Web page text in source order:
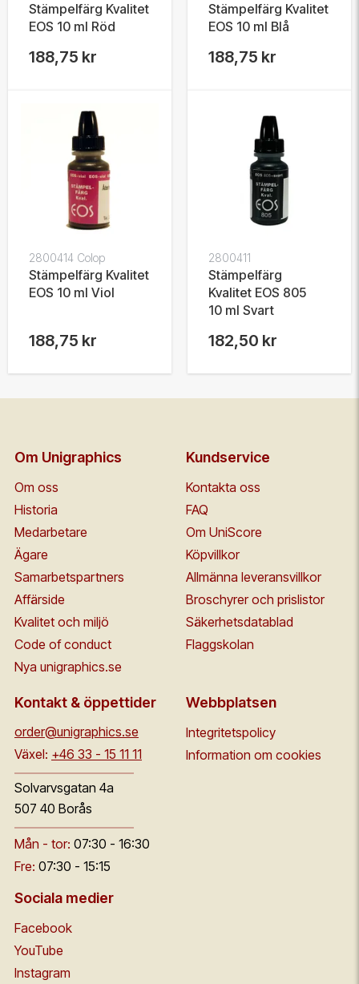
Stämpelfärg Kvalitet
EOS 10 ml Röd
188,75 kr
Stämpelfärg Kvalitet
EOS 10 ml Blå
188,75 kr
2800414 Colop
Stämpelfärg Kvalitet
EOS 10 ml Viol
188,75 kr
2800411
Stämpelfärg
Kvalitet EOS 805
10 ml Svart
182,50 kr
Om Unigraphics
Om oss
Historia
Medarbetare
Ägare
Samarbetspartners
Affärside
Kvalitet och miljö
Code of conduct
Nya unigraphics.se
Kundservice
Kontakta oss
FAQ
Om UniScore
Köpvillkor
Allmänna leveransvillkor
Broschyrer och prislistor
Säkerhetsdatablad
Flaggskolan
Kontakt & öppettider
order@unigraphics.se
Växel: +46 33 - 15 11 11
Solvarvsgatan 4a
507 40 Borås
Mån - tor: 07:30 - 16:30
Fre: 07:30 - 15:15
Webbplatsen
Integritetspolicy
Information om cookies
Sociala medier
Facebook
YouTube
Instagram